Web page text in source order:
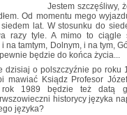
Jestem szczęśliwy,
Od momentu mego
lat. W stosunku do
razy tyle. A mimo to ciągle
na tamtym, Dolnym, i na tym,
będzie do końca życia...
dzisiaj o polszczyźnie po
mawiać Ksiądz Profesor
1989 będzie też datą
historycy języka
języka?